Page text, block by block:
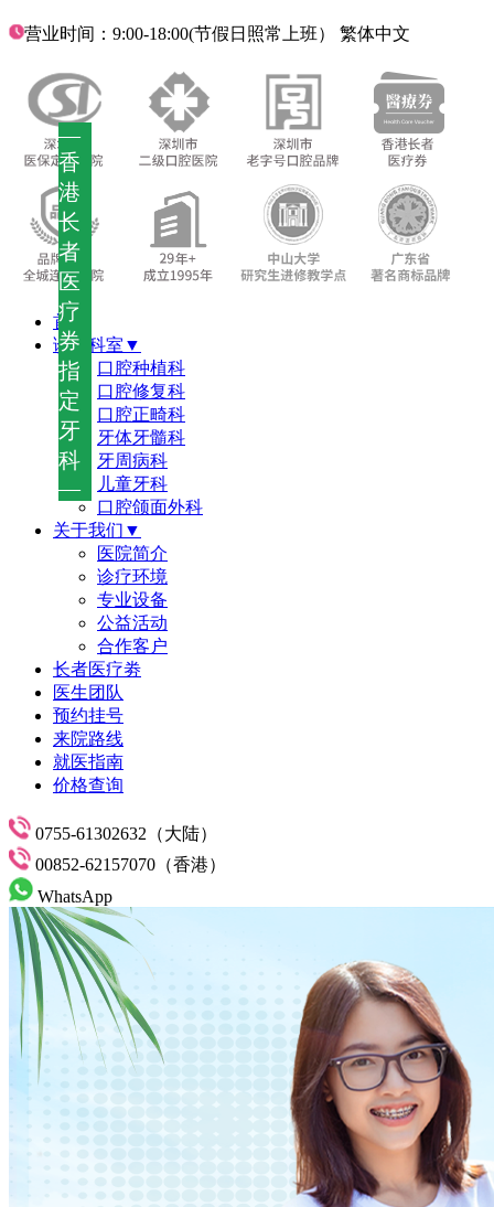
—
香
港
长
者
医
疗
券
指
定
牙
科
—
营业时间：9:00-18:00(节假日照常上班） 繁体中文
首页
诊疗科室▼
口腔种植科
口腔修复科
口腔正畸科
牙体牙髓科
牙周病科
儿童牙科
口腔颌面外科
关于我们▼
医院简介
诊疗环境
专业设备
公益活动
合作客户
长者医疗劵
医生团队
预约挂号
来院路线
就医指南
价格查询
0755-61302632（大陆）
00852-62157070（香港）
WhatsApp